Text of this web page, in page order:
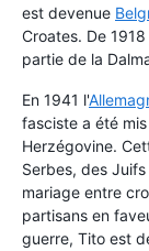
est devenue
Croates. De
partie de la
En 1941 l'
fasciste a été
Herzégovine.
Serbes, des
mariage entre
partisans en
guerre, Tito est